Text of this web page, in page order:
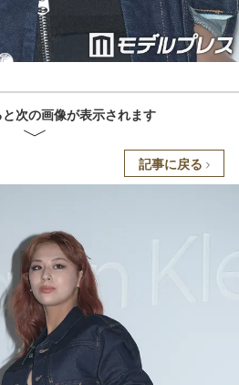
次の画像が表示されます
記事に戻る